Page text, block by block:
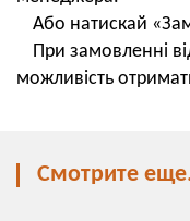
Або натискай
При замовленні
можливість
Смотрите